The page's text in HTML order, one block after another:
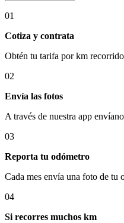
01
Cotiza y contrata
Obtén tu tarifa por km
02
Envía las fotos
A través de nuestra app
03
Reporta tu odómetro
Cada mes envía una foto de tu
04
Si recorres muchos km